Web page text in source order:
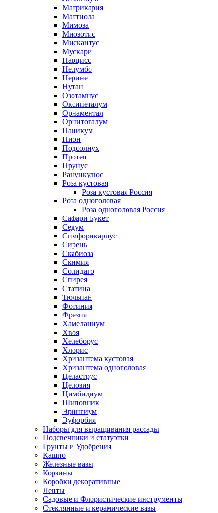
Матрикария
Маттиола
Мимоза
Миозотис
Мискантус
Мускари
Нарцисс
Нелумбо
Нерине
Нутан
Озотамнус
Оксипеталум
Орнаментал
Орнитогалум
Паникум
Пион
Подсолнух
Протея
Прунус
Ранункулюс
Роза кустовая
Роза кустовая Россия
Роза одноголовая
Роза одноголовая Россия
Сафари Букет
Седум
Симфорикарпус
Сирень
Скабиоза
Скимия
Солидаго
Спирея
Статица
Тюльпан
Фотиния
Фрезия
Хамелациум
Хвоя
Хелеборус
Хлорис
Хризантема кустовая
Хризантема одноголовая
Целаструс
Целозия
Цимбидиум
Шиповник
Эрингиум
Эуфорбия
Наборы для выращивания рассады
Подсвечники и статуэтки
Грунты и Удобрения
Кашпо
Железные вазы
Корзины
Коробки декоративные
Ленты
Садовые и Флористические инструменты
Стеклянные и керамические вазы